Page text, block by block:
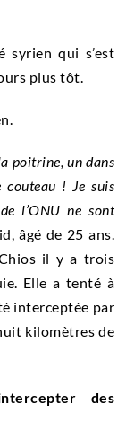
syrien qui s’est
plus tôt.
poitrine, un dans
couteau ! Je suis
l’ONU ne sont
âgé de 25 ans.
il y a trois
Elle a tenté à
interceptée par
kilomètres de
des